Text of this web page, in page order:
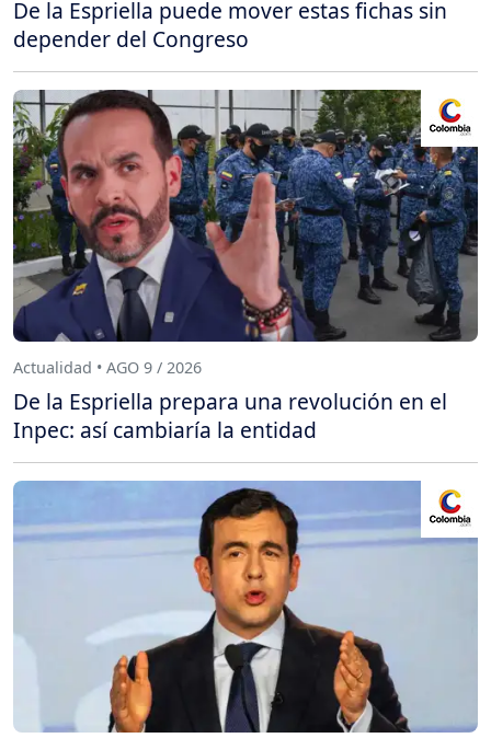
De la Espriella puede mover estas fichas sin
depender del Congreso
Actualidad • AGO 9 / 2026
De la Espriella prepara una revolución en el
Inpec: así cambiaría la entidad